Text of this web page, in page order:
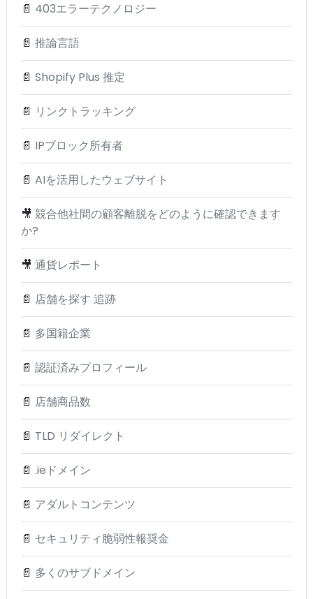
📄 403エラーテクノロジー
📄 推論言語
📄 Shopify Plus 推定
📄 リンクトラッキング
📄 IPブロック所有者
📄 AIを活用したウェブサイト
🎥 競合他社間の顧客離脱をどのように確認できます
か?
🎥 通貨レポート
📄 店舗を探す 追跡
📄 多国籍企業
📄 認証済みプロフィール
📄 店舗商品数
📄 TLD リダイレクト
📄 .ieドメイン
📄 アダルトコンテンツ
📄 セキュリティ脆弱性報奨金
📄 多くのサブドメイン